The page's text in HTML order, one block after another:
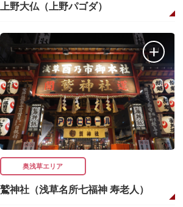
上野大仏（上野パゴダ）
奥浅草エリア
鷲神社（浅草名所七福神 寿老人）